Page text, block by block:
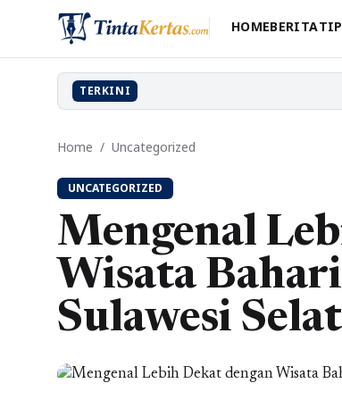
HOMEBERITA
TERKINI
Home / Uncategorized
UNCATEGORIZED
Mengenal
Wisata
Sulawesi